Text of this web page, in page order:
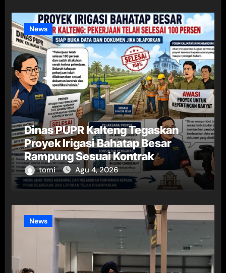
News
Dinas PUPR Kalteng Tegaskan
Proyek Irigasi Bahatap Besar
Rampung Sesuai Kontrak
tomi Agu 4, 2026
News